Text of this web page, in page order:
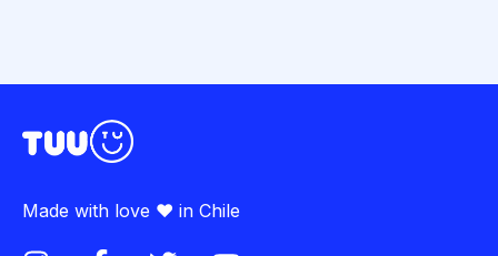
Made with love ♥ in Chile